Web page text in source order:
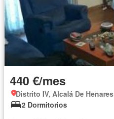
440 €/mes
Distrito IV, Alcalá De Henares
2 Dormitorios